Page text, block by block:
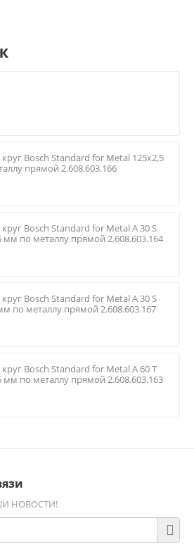
Bosch Standard for Metal 125х2,5
прямой 2.608.603.166
Bosch Standard for Metal A 30 S
мм по металлу прямой 2.608.603.164
Bosch Standard for Metal A 30 S
по металлу прямой 2.608.603.167
Bosch Standard for Metal A 60 T
мм по металлу прямой 2.608.603.163
НОВОСТИ!